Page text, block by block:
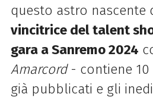
questo astro
vincitrice del talent
gara a Sanremo 2024
Amarcord - contiene
già pubblicati e gli